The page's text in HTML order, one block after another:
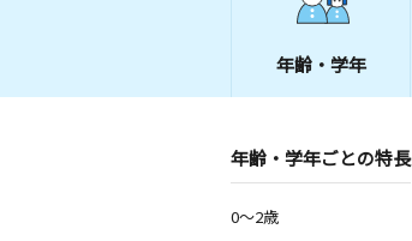
年齢・学年
年齢・学年ごとの特長
0～2歳